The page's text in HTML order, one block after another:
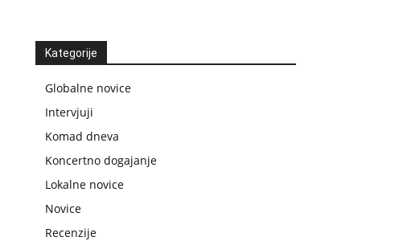
Kategorije
Globalne novice
Intervjuji
Komad dneva
Koncertno dogajanje
Lokalne novice
Novice
Recenzije